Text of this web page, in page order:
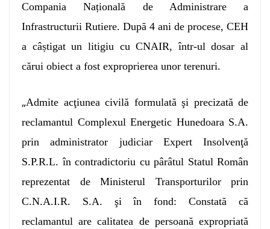
Compania Națională de Administrare a
Infrastructurii Rutiere. După 4 ani de procese, CEH
a câștigat un litigiu cu CNAIR, într-ul dosar al
cărui obiect a fost exproprierea unor terenuri.
„Admite acţiunea civilă formulată şi precizată de
reclamantul Complexul Energetic Hunedoara S.A.
prin administrator judiciar Expert Insolvenţă
S.P.R.L. în contradictoriu cu pârâtul Statul Român
reprezentat de Ministerul Transporturilor prin
C.N.A.I.R. S.A. şi în fond: Constată că
reclamantul are calitatea de persoană expropriată